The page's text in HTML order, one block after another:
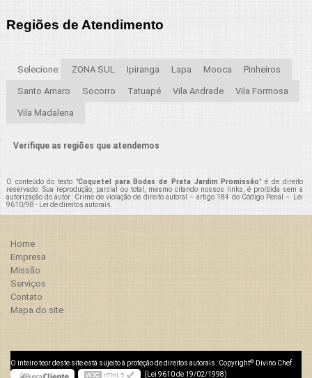
Regiões de Atendimento
Selecione: ZONA SUL Ipiranga Lapa Mooca Pinheiros
Santo Amaro Socorro Tatuapé Vila Andrade Vila Formosa
Vila Madalena
Verifique as regiões que atendemos
O conteúdo do texto "Coquetel para Bodas de Prata Jardim Promissão" é de direito
reservado. Sua reprodução, parcial ou total, mesmo citando nossos links, é proibida sem a
autorização do autor. Crime de violação de direito autoral – artigo 184 do Código Penal –
Lei
9610/98 - Lei de direitos autorais.
Home
Empresa
Missão
Serviços
Contato
Mapa do site
O inteiro teor deste site está sujeito à proteção de direitos autorais. Copyright© Divino Chef
(Lei 9610 de 19/02/1998)